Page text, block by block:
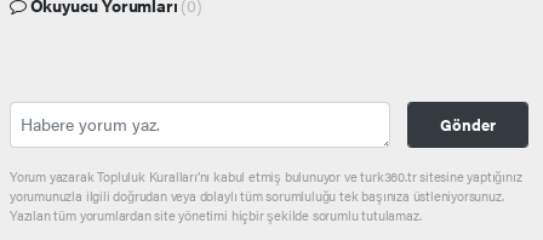
Gönder
Yorum yazarak Topluluk Kuralları’nı kabul etmiş bulunuyor ve turk360.tr sitesine yaptığınız
yorumunuzla ilgili doğrudan veya dolaylı tüm sorumluluğu tek başınıza üstleniyorsunuz.
Yazılan tüm yorumlardan site yönetimi hiçbir şekilde sorumlu tutulamaz.